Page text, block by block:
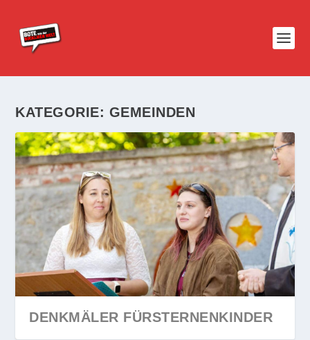
KATEGORIE: GEMEINDEN
DENKMÄLER FÜRSTERNENKINDER